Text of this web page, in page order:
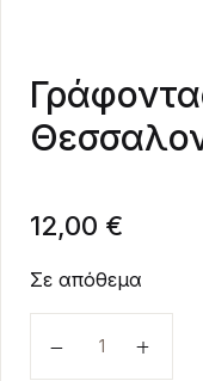
12,00 €
Σε απόθεμα